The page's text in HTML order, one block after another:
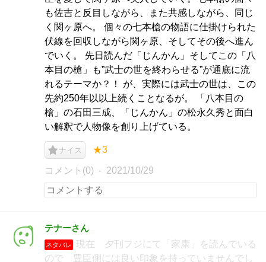
も佐吉と反目しながら、また共感しながら、同じ
く関ヶ原へ。 個々の七本槍の物語に仕掛けられた
伏線を回収しながら関ヶ原、そしてその後へ進ん
でいく。 先日読んだ「じんかん」そしてこの「八
本目の槍」も”武士の世を終わらせる”が通底に流
れるテーマか？！ が、実際には武士の世は、この
先約250年以以上続くことなるが。 「八本目の
槍」の石田三成、「じんかん」の松永久秀と面白
い解釈で人物像を創り上げている。
ナイス ★3
コメント(0) 2021/10/29
テナーさん
ネタバレ
現在 夕刊フジにて「家康」を読んでいる
ので 豊臣側には良い印象を持っていませんでし